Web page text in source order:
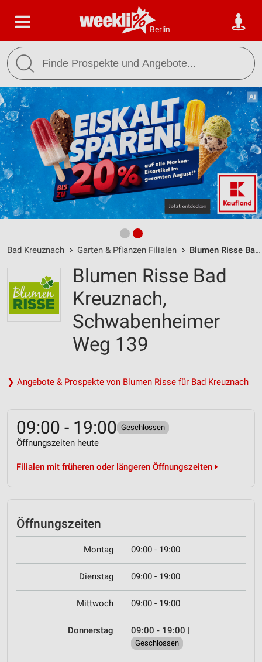
Berlin
Bad Kreuznach Garten & Pflanzen Filialen Blumen Risse Bad Kreuz­nach / Schwabenheimer Weg 139 - Öffnungszeiten & Adresse
Blumen Risse Bad
Kreuz­nach,
Schwabenheimer
Weg 139
❯ Angebote & Prospekte von Blumen Risse für Bad Kreuznach
09:00 - 19:00 Geschlossen
Öffnungszeiten heute
Filialen mit früheren oder längeren Öffnungszeiten
Öffnungszeiten
Montag 09:00 - 19:00
Dienstag 09:00 - 19:00
Mittwoch 09:00 - 19:00
Donnerstag 09:00 - 19:00 |
Geschlossen